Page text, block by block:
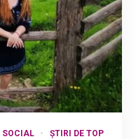
SOCIAL ȘTIRI DE TOP